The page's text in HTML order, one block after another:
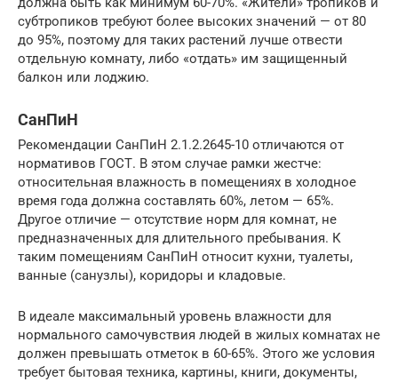
субтропиков требуют более высоких значений — от 80
до 95%, поэтому для таких растений лучше отвести
отдельную комнату, либо «отдать» им защищенный
балкон или лоджию.
СанПиН
Рекомендации СанПиН 2.1.2.2645-10 отличаются от
нормативов ГОСТ. В этом случае рамки жестче:
относительная влажность в помещениях в холодное
время года должна составлять 60%, летом — 65%.
Другое отличие — отсутствие норм для комнат, не
предназначенных для длительного пребывания. К
таким помещениям СанПиН относит кухни, туалеты,
ванные (санузлы), коридоры и кладовые.
В идеале максимальный уровень влажности для
нормального самочувствия людей в жилых комнатах не
должен превышать отметок в 60-65%. Этого же условия
требует бытовая техника, картины, книги, документы,